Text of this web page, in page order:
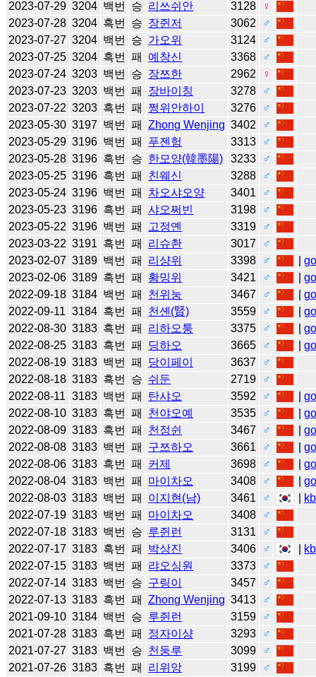
2023-07-29 3204 백번 승 리쓰쉬안 3128
♀
2023-07-28 3204 흑번 승 장쥔저 3062
♂
2023-07-27 3204 백번 승 가오위 3124
♂
2023-07-25 3204 흑번 패 예창신 3368
♂
2023-07-24 3203 백번 승 장쯔한 2962
♀
2023-07-23 3203 백번 패 장바이칭 3278
♂
2023-07-22 3203 흑번 패 쩡위안하이 3276
♂
2023-05-30 3197 백번 패 Zhong Wenjing 3402
♂
2023-05-29 3196 백번 패 푸젠헝 3313
♂
2023-05-28 3196 흑번 승 한모양(韓墨陽) 3233
♂
2023-05-25 3196 흑번 패 친웨신 3288
♂
2023-05-24 3196 백번 패 차오샤오양 3401
♂
2023-05-23 3196 흑번 패 샤오쩌빈 3198
♂
2023-05-22 3196 백번 패 고정옌 3319
♂
2023-03-22 3191 흑번 패 리슈촨 3017
♂
2023-02-07 3189 백번 패 리샹위 3398 ♂ |
2023-02-06 3189 흑번 패 황밍위 3421 ♂ |
2022-09-18 3184 백번 패 천위눙 3467 ♂ |
2022-09-11 3184 흑번 패 천셴(賢) 3559 ♂ |
2022-08-30 3183 흑번 패 리하오퉁 3375 ♂ |
2022-08-25 3183 흑번 패 딩하오 3665 ♂ |
2022-08-19 3183 백번 패 당이페이 3637
♂
2022-08-18 3183 흑번 승 쉬둔 2719
♂
2022-08-11 3183 백번 패 탄샤오 3592 ♂ |
2022-08-10 3183 흑번 패 천야오예 3535 ♂ |
2022-08-09 3183 흑번 패 천정쉰 3467 ♂ |
2022-08-08 3183 백번 패 구쯔하오 3661 ♂ |
2022-08-06 3183 흑번 패 커제 3698 ♂ |
2022-08-04 3183 백번 패 마이차오 3408 ♂ |
2022-08-03 3183 백번 패 이지현(남) 3461 ♂
2022-07-19 3183 백번 패 마이차오 3408
♂
2022-07-18 3183 백번 승 루쥔런 3131
♂
2022-07-17 3183 흑번 패 박상진 3406 ♂
2022-07-15 3183 백번 패 랴오싱원 3373
♂
2022-07-14 3183 백번 승 구링이 3457
♂
2022-07-13 3183 흑번 패 Zhong Wenjing 3413
♂
2021-09-10 3184 백번 승 루쥔런 3159
♂
2021-07-28 3183 흑번 패 정자이샹 3293
♂
2021-07-27 3183 백번 승 천둥루 3099
♂
2021-07-26 3183 흑번 패 리위앙 3199
♂